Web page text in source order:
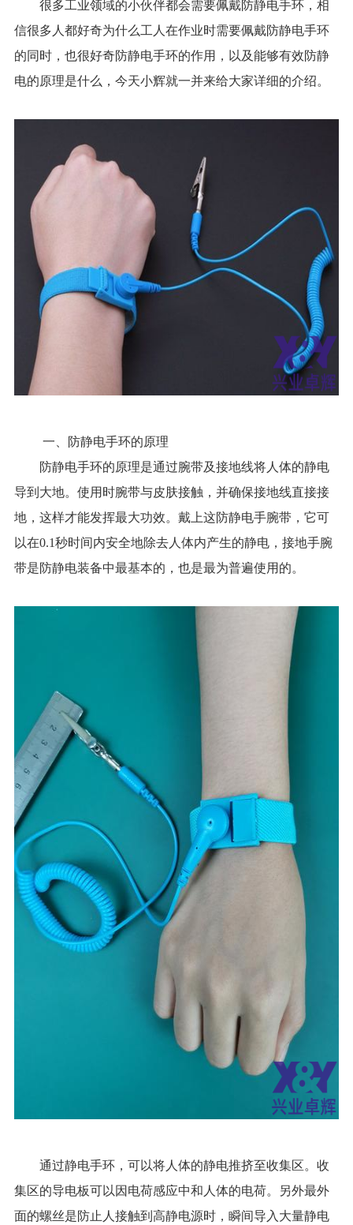
很多工业领域的小伙伴都会需要佩戴防静电手环，相
信很多人都好奇为什么工人在作业时需要佩戴防静电手环
的同时，也很好奇防静电手环的作用，以及能够有效防静
电的原理是什么，今天小辉就一并来给大家详细的介绍。
一、防静电手环的原理
防静电手环的原理是通过腕带及接地线将人体的静电
导到大地。使用时腕带与皮肤接触，并确保接地线直接接
地，这样才能发挥最大功效。戴上这防静电手腕带，它可
以在0.1秒时间内安全地除去人体内产生的静电，接地手腕
带是防静电装备中最基本的，也是最为普遍使用的。
通过静电手环，可以将人体的静电推挤至收集区。收
集区的导电板可以因电荷感应中和人体的电荷。另外最外
面的螺丝是防止人接触到高静电源时，瞬间导入大量静电